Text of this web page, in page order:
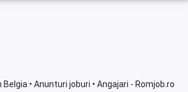
• Anunturi joburi • Angajari - Romjob.ro